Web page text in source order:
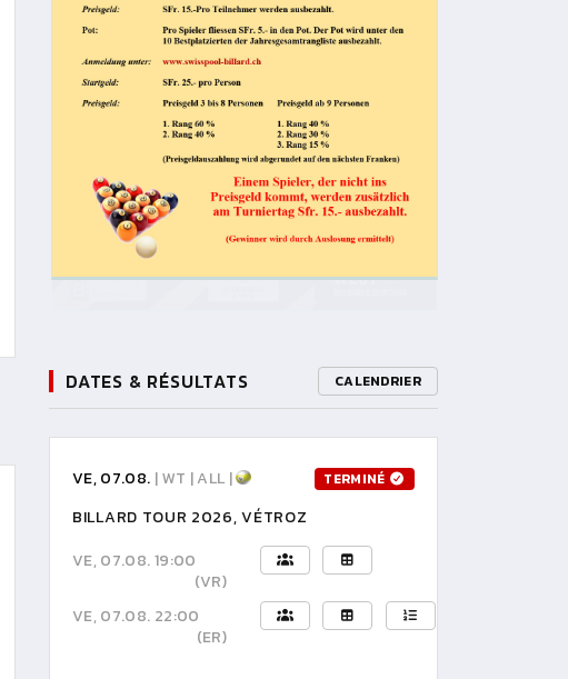
DATES & RÉSULTATS CALENDRIER
VE, 07.08. | WT | ALL | TERMINÉ
BILLARD TOUR 2026, VÉTROZ
VE, 07.08. 19:00
(VR)
VE, 07.08. 22:00
(ER)